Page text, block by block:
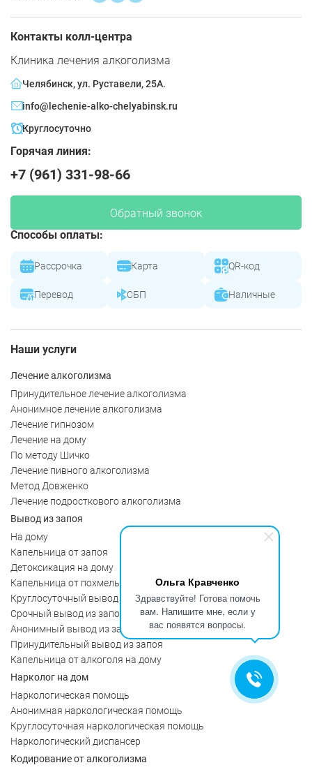
Ольга Кравченко
Здравствуйте! Готова помочь
вам. Напишите мне, если у
вас появятся вопросы.
Контакты колл-центра
Клиника лечения алкоголизма
Челябинск, ул. Руставели, 25А.
info@lechenie-alko-chelyabinsk.ru
Круглосуточно
Горячая линия:
+7 (961) 331-98-66
Обратный звонок
Способы оплаты:
Рассрочка Карта QR-код
Перевод СБП Наличные
Наши услуги
Лечение алкоголизма
Принудительное лечение алкоголизма
Анонимное лечение алкоголизма
Лечение гипнозом
Лечение на дому
По методу Шичко
Лечение пивного алкоголизма
Метод Довженко
Лечение подросткового алкоголизма
Вывод из запоя
На дому
Капельница от запоя
Детоксикация на дому
Капельница от похмелья
Круглосуточный вывод из запоя
Срочный вывод из запоя
Анонимный вывод из запоя
Принудительный вывод из запоя
Капельница от алкоголя на дому
Нарколог на дом
Наркологическая помощь
Анонимная наркологическая помощь
Круглосуточная наркологическая помощь
Наркологический диспансер
Кодирование от алкоголизма